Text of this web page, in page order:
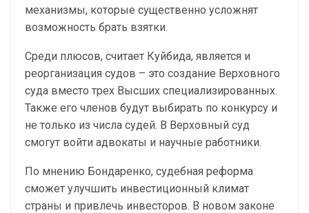
механизмы, которые существенно усложнят
возможность брать взятки.
Среди плюсов, считает Куйбида, является и
реорганизация судов – это создание Верховного
суда вместо трех Высших специализированных.
Также его членов будут выбирать по конкурсу и
не только из числа судей. В Верховный суд
смогут войти адвокаты и научные работники.
По мнению Бондаренко, судебная реформа
сможет улучшить инвестиционный климат
страны и привлечь инвесторов. В новом законе